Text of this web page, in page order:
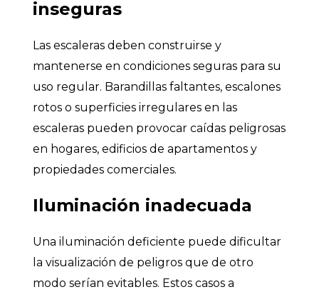
inseguras
Las escaleras deben construirse y
mantenerse en condiciones seguras para su
uso regular. Barandillas faltantes, escalones
rotos o superficies irregulares en las
escaleras pueden provocar caídas peligrosas
en hogares, edificios de apartamentos y
propiedades comerciales.
Iluminación inadecuada
Una iluminación deficiente puede dificultar
la visualización de peligros que de otro
modo serían evitables. Estos casos a